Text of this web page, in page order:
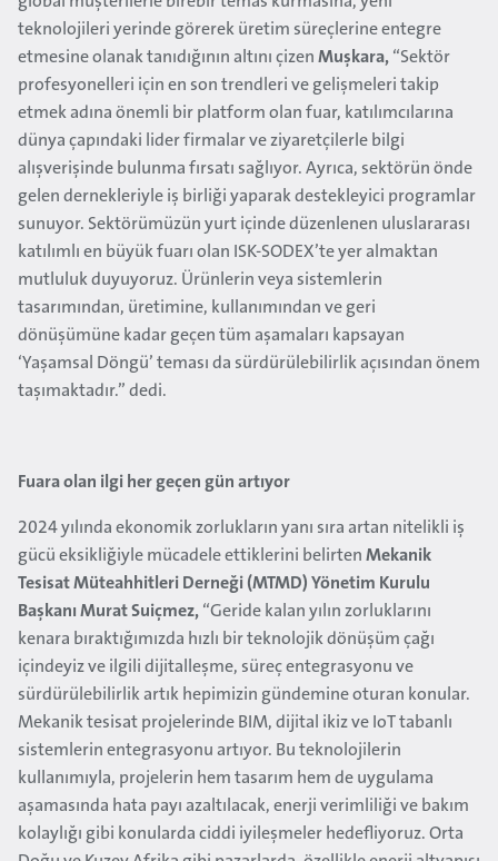
teknolojileri yerinde görerek üretim süreçlerine entegre
etmesine olanak tanıdığının altını çizen Muşkara, “Sektör
profesyonelleri için en son trendleri ve gelişmeleri takip
etmek adına önemli bir platform olan fuar, katılımcılarına
dünya çapındaki lider firmalar ve ziyaretçilerle bilgi
alışverişinde bulunma fırsatı sağlıyor. Ayrıca, sektörün önde
gelen dernekleriyle iş birliği yaparak destekleyici programlar
sunuyor. Sektörümüzün yurt içinde düzenlenen uluslararası
katılımlı en büyük fuarı olan ISK-SODEX’te yer almaktan
mutluluk duyuyoruz. Ürünlerin veya sistemlerin
tasarımından, üretimine, kullanımından ve geri
dönüşümüne kadar geçen tüm aşamaları kapsayan
‘Yaşamsal Döngü’ teması da sürdürülebilirlik açısından önem
taşımaktadır.” dedi.
Fuara olan ilgi her geçen gün artıyor
2024 yılında ekonomik zorlukların yanı sıra artan nitelikli iş
gücü eksikliğiyle mücadele ettiklerini belirten Mekanik
Tesisat Müteahhitleri Derneği (MTMD) Yönetim Kurulu
Başkanı Murat Suiçmez, “Geride kalan yılın zorluklarını
kenara bıraktığımızda hızlı bir teknolojik dönüşüm çağı
içindeyiz ve ilgili dijitalleşme, süreç entegrasyonu ve
sürdürülebilirlik artık hepimizin gündemine oturan konular.
Mekanik tesisat projelerinde BIM, dijital ikiz ve IoT tabanlı
sistemlerin entegrasyonu artıyor. Bu teknolojilerin
kullanımıyla, projelerin hem tasarım hem de uygulama
aşamasında hata payı azaltılacak, enerji verimliliği ve bakım
kolaylığı gibi konularda ciddi iyileşmeler hedefliyoruz. Orta